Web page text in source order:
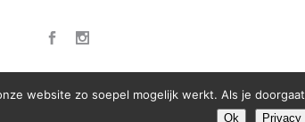
website zo soepel mogelijk werkt. Als je
Ok Privacy